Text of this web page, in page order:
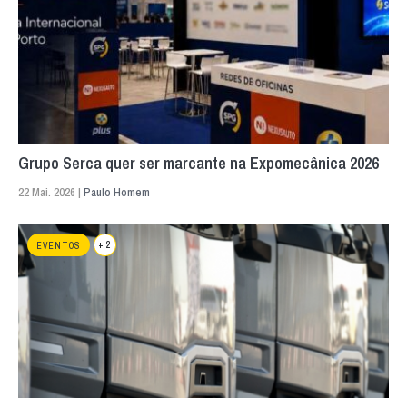
Grupo Serca quer ser marcante na Expomecânica 2026
22 Mai. 2026 | Paulo Homem
EVENTOS + 2